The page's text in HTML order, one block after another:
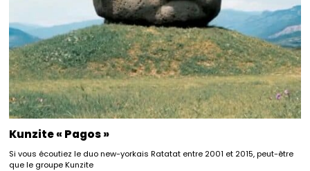
Kunzite « Pagos »
Si vous écoutiez le duo new-yorkais Ratatat entre 2001 et 2015, peut-être
que le groupe Kunzite